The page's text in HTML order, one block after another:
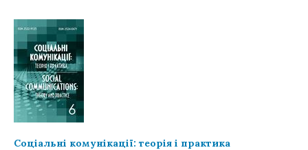
Соціальні комунікації: теорія і практика